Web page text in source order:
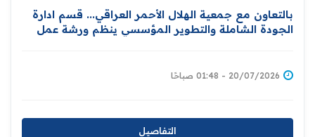
بالتعاون مع جمعية الهلال الأحمر العراقي... قسم ادارة
الجودة الشاملة والتطوير المؤسسي ينظم ورشة عمل
20/07/2026 - 01:48 صباحًا
التفاصيل